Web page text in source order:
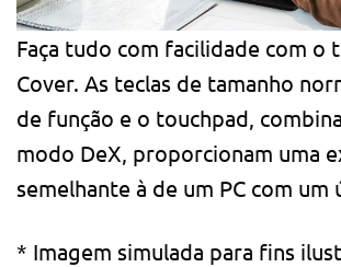
Faça tudo com facilidade com o
Cover. As teclas de tamanho
de função e o touchpad,
modo DeX, proporcionam uma
semelhante à de um PC com um
* Imagem simulada para fins